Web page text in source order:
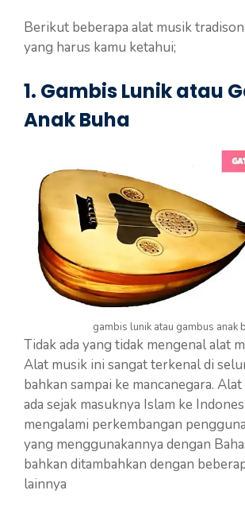
Berikut beberapa alat musik
yang harus kamu ketahui;
1. Gambis Lunik atau
Anak Buha
gambis lunik atau gambus anak
Tidak ada yang tidak mengenal alat
Alat musik ini sangat terkenal di
bahkan sampai ke mancanegara.
ada sejak masuknya Islam ke
mengalami perkembangan
yang menggunakannya dengan
bahkan ditambahkan dengan
lainnya